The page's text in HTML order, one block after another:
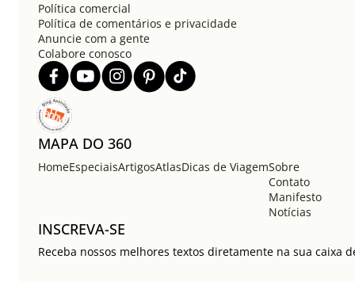
Política comercial
Política de comentários e privacidade
Anuncie com a gente
Colabore conosco
MAPA DO 360
HomeEspeciaisArtigosAtlasDicas de ViagemSobre
Contato
Manifesto
Notícias
INSCREVA-SE
Receba nossos melhores textos diretamente na sua caixa